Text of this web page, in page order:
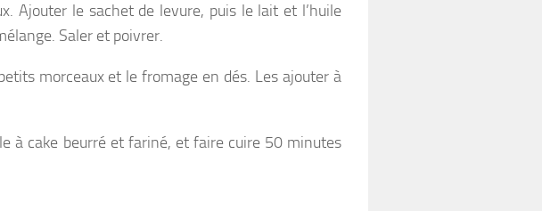
Ajouter le sachet de levure, puis le lait et l’huile
Saler et poivrer.
morceaux et le fromage en dés. Les ajouter à
à cake beurré et fariné, et faire cuire 50 minutes